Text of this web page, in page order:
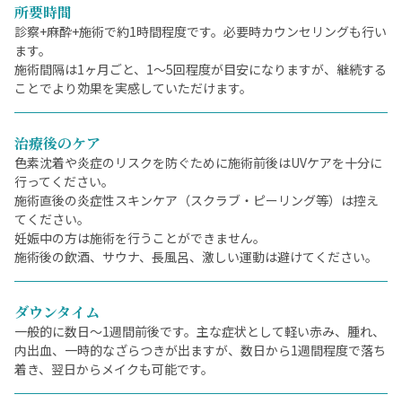
所要時間
診察+麻酔+施術で約1時間程度です。必要時カウンセリングも行い
ます。
施術間隔は1ヶ月ごと、1～5回程度が目安になりますが、継続する
ことでより効果を実感していただけます。
治療後のケア
色素沈着や炎症のリスクを防ぐために施術前後はUVケアを十分に
行ってください。
施術直後の炎症性スキンケア（スクラブ・ピーリング等）は控え
てください。
妊娠中の方は施術を行うことができません。
施術後の飲酒、サウナ、長風呂、激しい運動は避けてください。
ダウンタイム
一般的に数日〜1週間前後です。主な症状として軽い赤み、腫れ、
内出血、一時的なざらつきが出ますが、数日から1週間程度で落ち
着き、翌日からメイクも可能です。